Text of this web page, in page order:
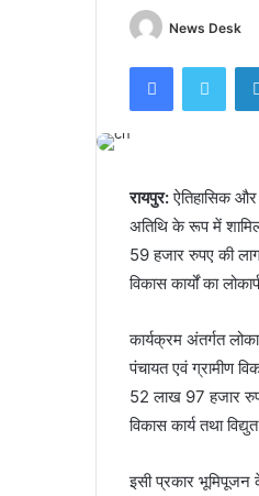
News Desk
रायपुर:ऐतिहासिक
अतिथि के रूप में
59 हजार रुपए की
विकास कार्यों का
कार्यक्रम अंतर्गत
पंचायत एवं ग्रामीण
52 लाख 97 हजार
विकास कार्य तथा
इसी प्रकार भूमिपूजन